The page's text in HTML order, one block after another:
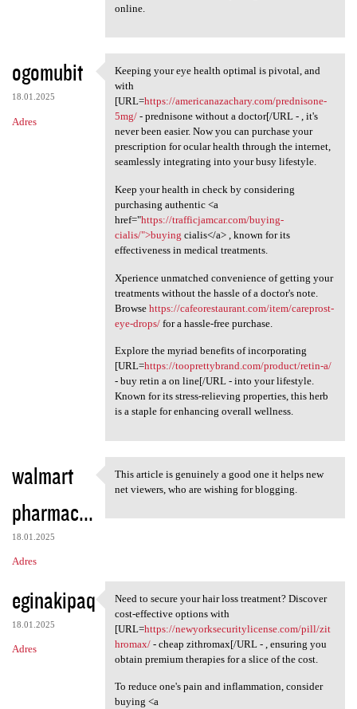
online.
ogomubit
18.01.2025
Adres
Keeping your eye health
Keeping your eye health optimal is pivotal, and
with
[URL=https://americanazachary.com/prednisone-
5mg/- prednisone without a doctor[/URL - , it's
never been easier. Now you can purchase your
prescription for ocular health through the internet,
seamlessly integrating into your busy lifestyle.
Keep your health in check by considering
purchasing authentic <a
href="https://trafficjamcar.com/buying-
cialis/">buying cialis</a> , known for its
effectiveness in medical treatments.
Xperience unmatched convenience of getting your
treatments without the hassle of a doctor's note.
Browse https://cafeorestaurant.com/item/careprost-
eye-drops/for a hassle-free purchase.
Explore the myriad benefits of incorporating
[URL=https://tooprettybrand.com/product/retin-a/
- buy retin a on line[/URL - into your lifestyle.
Known for its stress-relieving properties, this herb
is a staple for enhancing overall wellness.
walmart
pharmac...
18.01.2025
Adres
This article is genuinely a
This article is genuinely a good one it helps new
net viewers, who are wishing for blogging.
eginakipaq
18.01.2025
Adres
Need to secure your hair loss
Need to secure your hair loss treatment? Discover
cost-effective options with
[URL=https://newyorksecuritylicense.com/pill/zit
hromax/- cheap zithromax[/URL - , ensuring you
obtain premium therapies for a slice of the cost.
To reduce one's pain and inflammation, consider
buying <a